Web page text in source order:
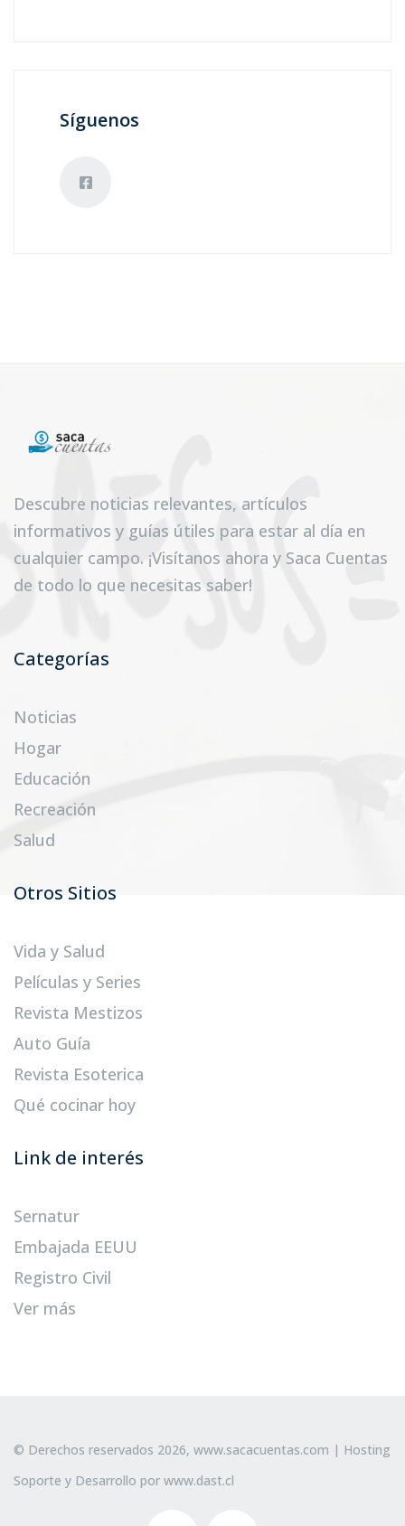
Síguenos
Descubre noticias relevantes, artículos
informativos y guías útiles para estar al día en
cualquier campo. ¡Visítanos ahora y Saca Cuentas
de todo lo que necesitas saber!
Categorías
Noticias
Hogar
Educación
Recreación
Salud
Otros Sitios
Vida y Salud
Películas y Series
Revista Mestizos
Auto Guía
Revista Esoterica
Qué cocinar hoy
Link de interés
Sernatur
Embajada EEUU
Registro Civil
Ver más
© Derechos reservados 2026, www.sacacuentas.com | Hosting
Soporte y Desarrollo por www.dast.cl